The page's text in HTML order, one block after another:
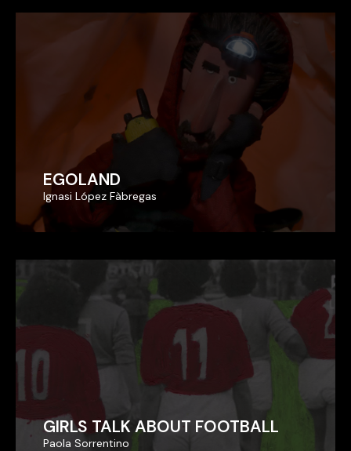
EGOLAND
Ignasi López Fàbregas
EGOLAND
Ignasi López Fàbregas
GIRLS TALK ABOUT FOOTBALL
Paola Sorrentino
GIRLS TALK ABOUT FOOTBALL
Paola Sorrentino